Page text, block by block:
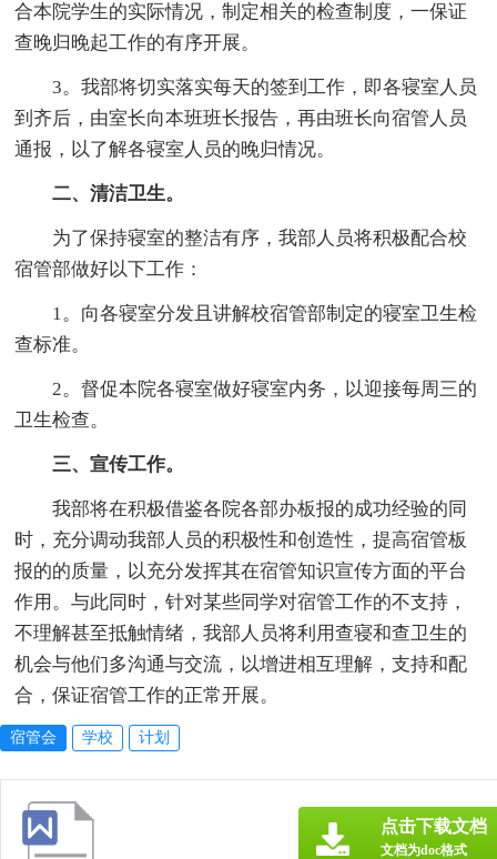
合本院学生的实际情况，制定相关的检查制度，一保证
查晚归晚起工作的有序开展。
3。我部将切实落实每天的签到工作，即各寝室人员
到齐后，由室长向本班班长报告，再由班长向宿管人员
通报，以了解各寝室人员的晚归情况。
二、清洁卫生。
为了保持寝室的整洁有序，我部人员将积极配合校
宿管部做好以下工作：
1。向各寝室分发且讲解校宿管部制定的寝室卫生检
查标准。
2。督促本院各寝室做好寝室内务，以迎接每周三的
卫生检查。
三、宣传工作。
我部将在积极借鉴各院各部办板报的成功经验的同
时，充分调动我部人员的积极性和创造性，提高宿管板
报的的质量，以充分发挥其在宿管知识宣传方面的平台
作用。与此同时，针对某些同学对宿管工作的不支持，
不理解甚至抵触情绪，我部人员将利用查寝和查卫生的
机会与他们多沟通与交流，以增进相互理解，支持和配
合，保证宿管工作的正常开展。
宿管会 学校 计划
点击下载文档
文档为doc格式